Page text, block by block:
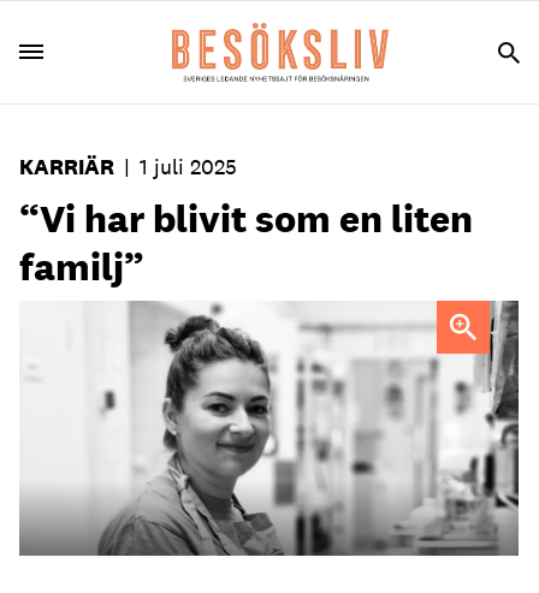
KARRIÄR | 1 juli 2025
“Vi har blivit som en liten
familj”
Maryana Ursulowih tvingades fly kriget i Ukraina. Nu är
hon kallskänka på Lundsbrunn.